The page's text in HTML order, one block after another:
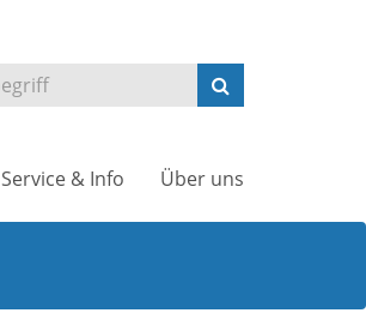
Service & Info Über uns